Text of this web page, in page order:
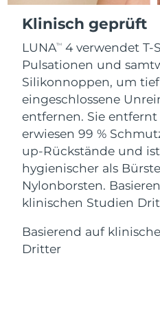
Klinisch geprüft
LUNATM 4 verwendet T-
Pulsationen und
Silikonnoppen, um
eingeschlossene
entfernen. Sie
erwiesen 99 %
up-Rückstände und
hygienischer als
Nylonborsten.
klinischen Studien
Basierend auf
Dritter
For healthy hair
Kosmetik
Kaufe alles
FOREO APP
ÜBER
Gibraltar
Griechenland
Hongkong
Ungarn
Island
Indonesien